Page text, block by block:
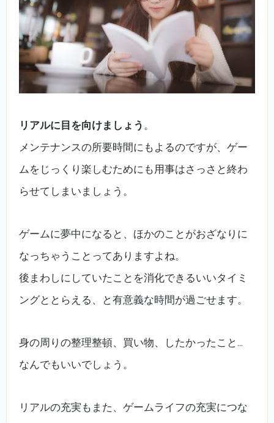
リアルに目を向けましょう 。
メンテナンスの所要時間にもよるのですが、ゲー
ムをじっくり楽しむためにも用事はさっさと終わ
らせてしまいましょう。
ゲームに夢中になると、ほかのことがおざなりに
なっちゃうことってありますよね。
後まわしにしていたことを消化できるいいタイミ
ングととらえる、と有意義な時間が過ごせます。
身の周りの整理整頓、買い物、したかったこと…
なんでもいいでしょう。
リアルの充実もまた、ゲームライフの充実につな